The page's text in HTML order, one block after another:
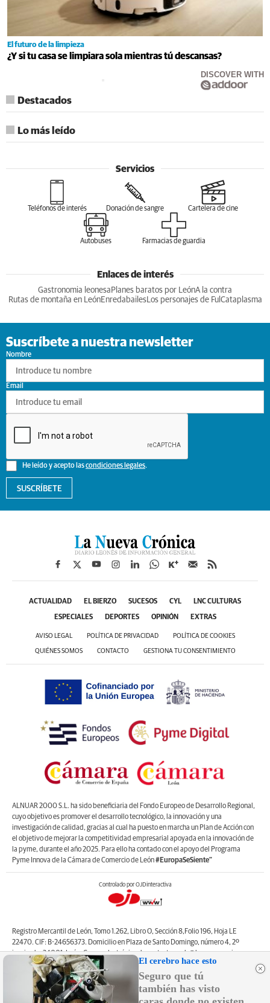
El futuro de la limpieza
¿Y si tu casa se limpiara sola mientras tú descansas?
DISCOVER WITH
Destacados
Lo más leído
Servicios
Teléfonos de interés Donación de sangre Cartelera de cine
Autobuses Farmacias de guardia
Enlaces de interés
Gastronomia leonesa Planes baratos por LeónA la contra
Rutas de montaña en LeónEnredabailesLos personajes de Ful Cataplasma
Suscríbete a nuestra newsletter
Nombre
He leído y acepto lascondiciones legales.
Email
SUSCRÍBETE
ACTUALIDAD EL BIERZO SUCESOS CYL LNC CULTURAS
ESPECIALES DEPORTES OPINIÓN EXTRAS
AVISO LEGAL POLÍTICA DE PRIVACIDAD POLÍTICA DE COOKIES
QUIÉNES SOMOS CONTACTO GESTIONA TU CONSENTIMIENTO
ALNUAR 2000 S.L. ha sido beneficiaria del Fondo Europeo de Desarrollo Regional,
cuyo objetivo es promover el desarrollo tecnológico, la innovación y una
investigación de calidad, gracias al cual ha puesto en marcha un Plan de Acción con
el objetivo de mejorar la competitividad empresarial apoyada en la innovación de
la pyme, durante el año 2025. Para ello ha contado con el apoyo del Programa
Pyme Innova de la Cámara de Comercio de León#EuropaSeSiente”
Controlado por OJDinteractiva
Registro Mercantil de León, Tomo 1.262, Libro O, Sección 8,Folio 196, Hoja LE
22470. CIF: B-24656373. Domicilio en Plaza de Santo Domingo, número 4, 2º
izquierda, 24001, León. Correo electrónico de contacto: web@lanuevacronica.com.
Copyright © ALNUAR 2000 S.L. (LA NUEVA CRÓNICA). Incluye contenidos de la
empresa, de empresas del grupo o de terceros.
El cerebro hace esto
Seguro que tú
también has visto